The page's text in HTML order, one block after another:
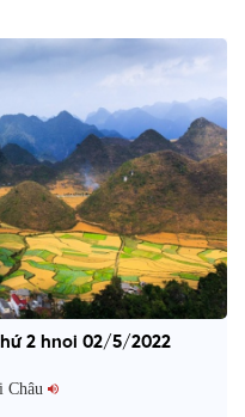
2 hnoi 02/5/2022
Châu